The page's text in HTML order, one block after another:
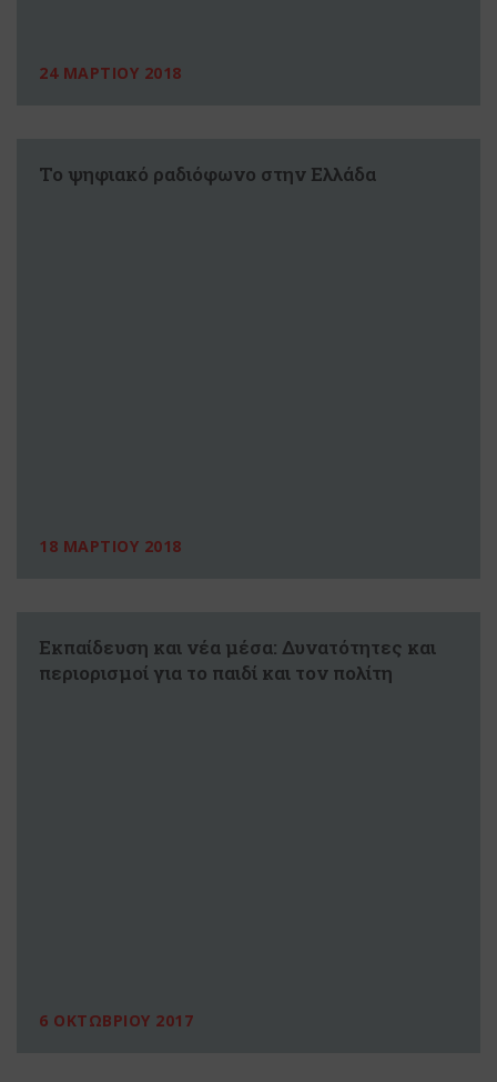
24 ΜΑΡΤΙΟΥ 2018
Το ψηφιακό ραδιόφωνο στην Ελλάδα
18 ΜΑΡΤΙΟΥ 2018
Εκπαίδευση και νέα μέσα: Δυνατότητες και
περιορισμοί για το παιδί και τον πολίτη
6 ΟΚΤΩΒΡΙΟΥ 2017